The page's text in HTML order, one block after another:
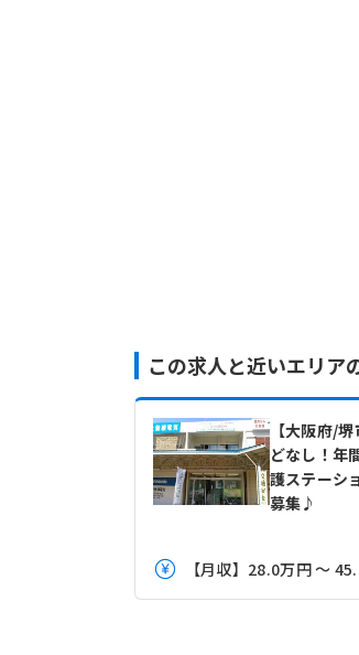
この求人と近いエリア
【大阪府/堺
どなし！年
護ステーシ
募集♪